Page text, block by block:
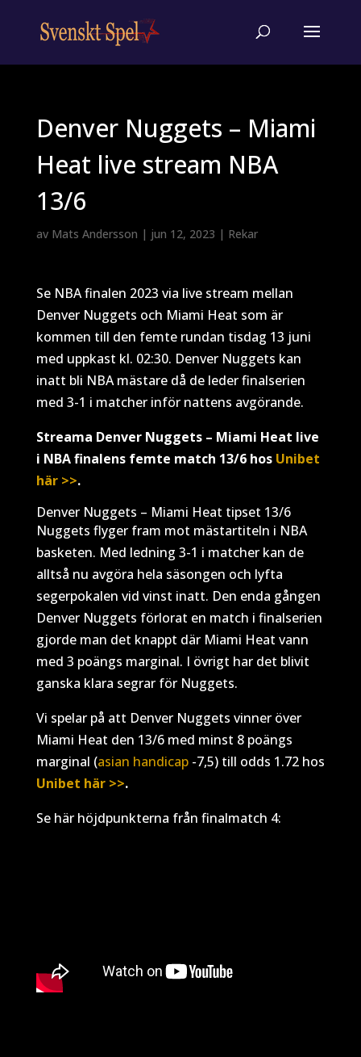
Denver Nuggets – Miami
Heat live stream NBA
13/6
av Mats Andersson | jun 12, 2023 | Rekar
Se NBA finalen 2023 via live stream mellan
Denver Nuggets och Miami Heat som är
kommen till den femte rundan tisdag 13 juni
med uppkast kl. 02:30. Denver Nuggets kan
inatt bli NBA mästare då de leder finalserien
med 3-1 i matcher inför nattens avgörande.
Streama Denver Nuggets – Miami Heat live
i NBA finalens femte match 13/6 hos Unibet
här >>.
Denver Nuggets – Miami Heat tipset 13/6
Nuggets flyger fram mot mästartiteln i NBA
basketen. Med ledning 3-1 i matcher kan de
alltså nu avgöra hela säsongen och lyfta
segerpokalen vid vinst inatt. Den enda gången
Denver Nuggets förlorat en match i finalserien
gjorde man det knappt där Miami Heat vann
med 3 poängs marginal. I övrigt har det blivit
ganska klara segrar för Nuggets.
Vi spelar på att Denver Nuggets vinner över
Miami Heat den 13/6 med minst 8 poängs
marginal (asian handicap-7,5) till odds 1.72 hos
Unibet här >>.
Se här höjdpunkterna från finalmatch 4: